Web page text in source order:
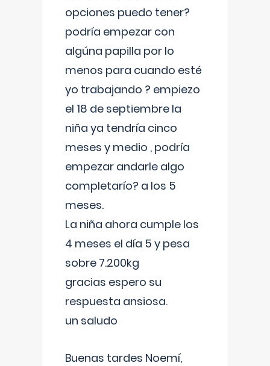
opciones puedo tener?
podría empezar con
algúna papilla por lo
menos para cuando esté
yo trabajando ? empiezo
el 18 de septiembre la
niña ya tendría cinco
meses y medio , podría
empezar andarle algo
completarío? a los 5
meses.
La niña ahora cumple los
4 meses el día 5 y pesa
sobre 7.200kg
gracias espero su
respuesta ansiosa.
un saludo
Buenas tardes Noemí,